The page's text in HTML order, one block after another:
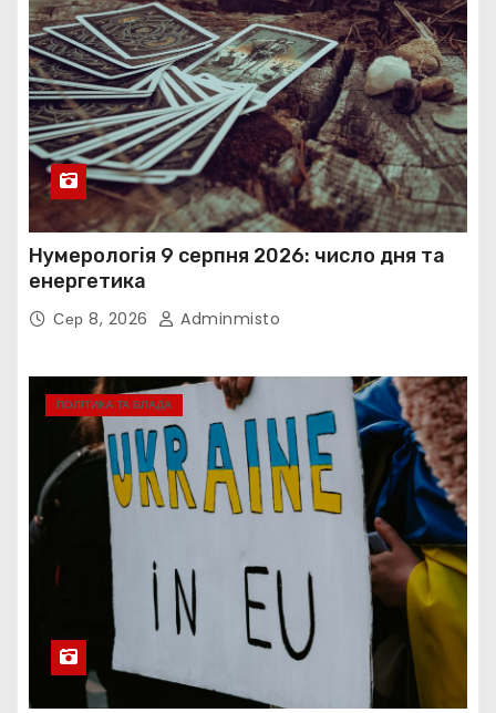
Нумерологія 9 серпня 2026: число дня та
енергетика
Сер 8, 2026 Adminmisto
ПОЛІТИКА ТА ВЛАДА